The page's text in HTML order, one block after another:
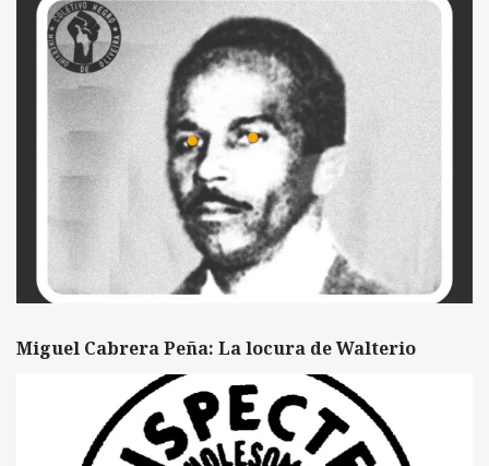
Miguel Cabrera Peña: La locura de Walterio